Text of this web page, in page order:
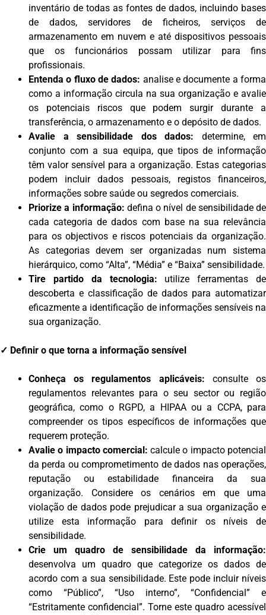
inventário de todas as fontes de dados, incluindo bases
de dados, servidores de ficheiros, serviços de
armazenamento em nuvem e até dispositivos pessoais
que os funcionários possam utilizar para fins
profissionais.
Entenda o fluxo de dados: analise e documente a forma
como a informação circula na sua organização e avalie
os potenciais riscos que podem surgir durante a
transferência, o armazenamento e o depósito de dados.
Avalie a sensibilidade dos dados: determine, em
conjunto com a sua equipa, que tipos de informação
têm valor sensível para a organização. Estas categorias
podem incluir dados pessoais, registos financeiros,
informações sobre saúde ou segredos comerciais.
Priorize a informação: defina o nível de sensibilidade de
cada categoria de dados com base na sua relevância
para os objectivos e riscos potenciais da organização.
As categorias devem ser organizadas num sistema
hierárquico, como “Alta”, “Média” e “Baixa” sensibilidade.
Tire partido da tecnologia: utilize ferramentas de
descoberta e classificação de dados para automatizar
eficazmente a identificação de informações sensíveis na
sua organização.
✓ Definir o que torna a informação sensível
Conheça os regulamentos aplicáveis: consulte os
regulamentos relevantes para o seu sector ou região
geográfica, como o RGPD, a HIPAA ou a CCPA, para
compreender os tipos específicos de informações que
requerem proteção.
Avalie o impacto comercial: calcule o impacto potencial
da perda ou comprometimento de dados nas operações,
reputação ou estabilidade financeira da sua
organização. Considere os cenários em que uma
violação de dados pode prejudicar a sua organização e
utilize esta informação para definir os níveis de
sensibilidade.
Crie um quadro de sensibilidade da informação:
desenvolva um quadro que categorize os dados de
acordo com a sua sensibilidade. Este pode incluir níveis
como “Público”, “Uso interno”, “Confidencial” e
“Estritamente confidencial”. Torne este quadro acessível